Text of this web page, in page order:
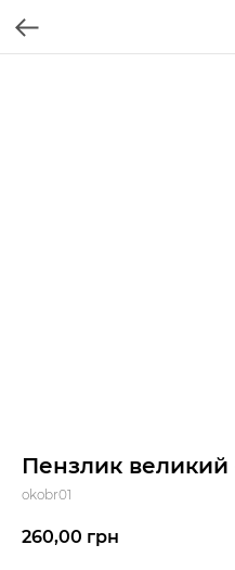
Пензлик
okobr01
260,00 грн